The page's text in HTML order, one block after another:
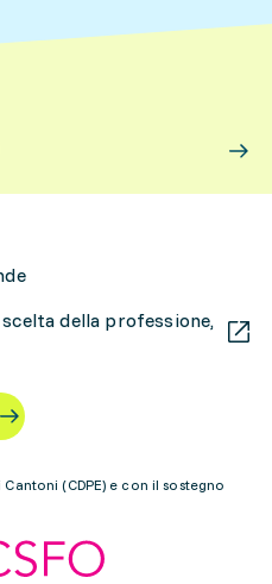
della professione,
(CDPE) e con il sostegno